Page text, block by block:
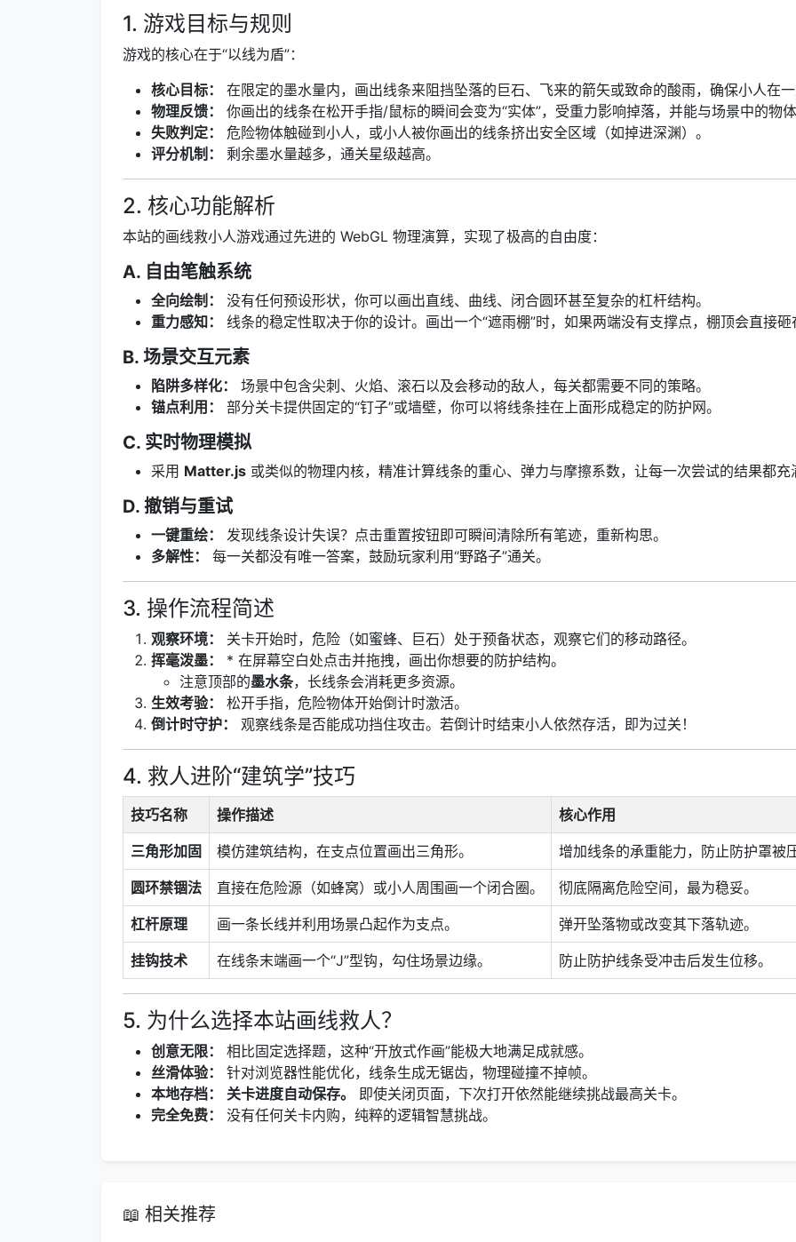
1. 游戏目标与规则
游戏的核心在于“以线为盾”：
核心目标：
在限定的墨水量内，画出线条来阻挡坠落的巨石、飞来的箭矢或致命的酸雨，确保小人在
物理反馈：
你画出的线条在松开手指/鼠标的瞬间会变为“实体”，受重力影响掉落，并能与场景中的物
失败判定：
危险物体触碰到小人，或小人被你画出的线条挤出安全区域（如掉进深渊）。
评分机制：
剩余墨水量越多，通关星级越高。
2. 核心功能解析
本站的画线救小人游戏通过先进的 WebGL 物理演算，实现了极高的自由度：
A. 自由笔触系统
全向绘制：
没有任何预设形状，你可以画出直线、曲线、闭合圆环甚至复杂的杠杆结构。
重力感知：
线条的稳定性取决于你的设计。画出一个“遮雨棚”时，如果两端没有支撑点，棚顶会直接
B. 场景交互元素
陷阱多样化：
场景中包含尖刺、火焰、滚石以及会移动的敌人，每关都需要不同的策略。
锚点利用：
部分关卡提供固定的“钉子”或墙壁，你可以将线条挂在上面形成稳定的防护网。
C. 实时物理模拟
采用 Matter.js 或类似的物理内核，精准计算线条的重心、弹力与摩擦系数，让每一次尝试的结果都充
D. 撤销与重试
一键重绘：
发现线条设计失误？点击重置按钮即可瞬间清除所有笔迹，重新构思。
多解性：
每一关都没有唯一答案，鼓励玩家利用“野路子”通关。
3. 操作流程简述
观察环境：
关卡开始时，危险（如蜜蜂、巨石）处于预备状态，观察它们的移动路径。
挥毫泼墨：
* 在屏幕空白处点击并拖拽，画出你想要的防护结构。
注意顶部的墨水条，长线条会消耗更多资源。
生效考验：
松开手指，危险物体开始倒计时激活。
倒计时守护：
观察线条是否能成功挡住攻击。若倒计时结束小人依然存活，即为过关！
4. 救人进阶“建筑学”技巧
技巧名称 操作描述 核心作用
三角形加固 模仿建筑结构，在支点位置画出三角形。 增加线条的承重能力，防止防护罩被
圆环禁锢法 直接在危险源（如蜂窝）或小人周围画一个闭合圈。 彻底隔离危险空间，最为稳妥。
杠杆原理 画一条长线并利用场景凸起作为支点。 弹开坠落物或改变其下落轨迹。
挂钩技术 在线条末端画一个“J”型钩，勾住场景边缘。 防止防护线条受冲击后发生位移。
5. 为什么选择本站画线救人？
创意无限：
相比固定选择题，这种“开放式作画”能极大地满足成就感。
丝滑体验：
针对浏览器性能优化，线条生成无锯齿，物理碰撞不掉帧。
本地存档：
关卡进度自动保存。
即使关闭页面，下次打开依然能继续挑战最高关卡。
完全免费：
没有任何关卡内购，纯粹的逻辑智慧挑战。
📖 相关推荐